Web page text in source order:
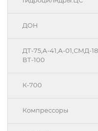
ДОН
ДТ-75,А-41,А-01,СМД-
ВТ-100
К-700
Компрессоры